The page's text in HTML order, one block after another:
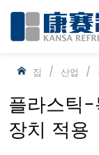
집 / 산업 /
플라스틱
장치 적용